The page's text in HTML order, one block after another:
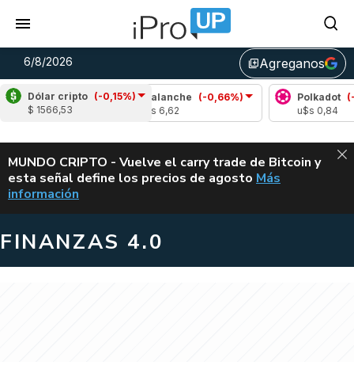
6/8/2026 library_addAgreganos
Dólar cripto (-0,15%)
$ 1566,53
(-0,77%)
Avalanche
(-0,66%)
u$s 6,62
Polkadot (-
u$s 0,84
ALERTA
MUNDO CRIPTO - Vuelve el carry trade de Bitcoin y
esta señal define los precios de agosto VUELVE EL
Más
información
FINANZAS 4.0